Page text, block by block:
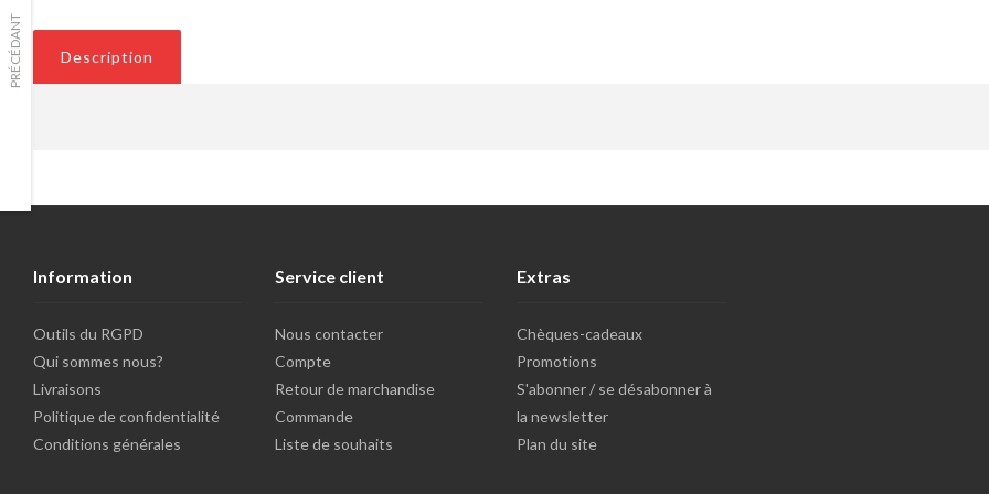
PRÉCÉDANT Description
Information
Outils du RGPD
Qui sommes nous?
Livraisons
Politique de confidentialité
Conditions générales
Service client
Nous contacter
Compte
Retour de marchandise
Commande
Liste de souhaits
Extras
Chèques-cadeaux
Promotions
S'abonner / se désabonner à
la newsletter
Plan du site